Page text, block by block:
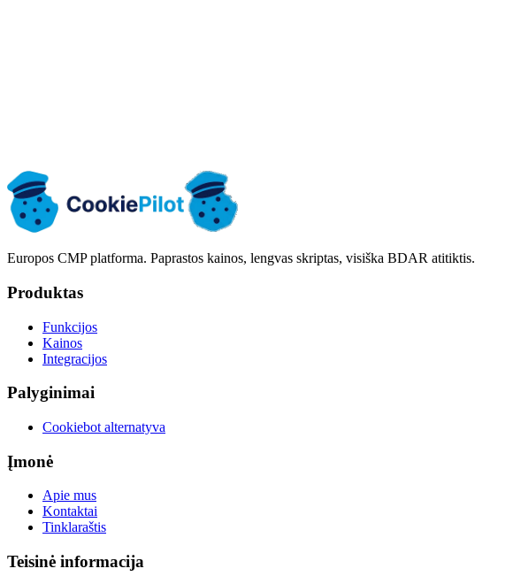
Išbandykite nemokamai Žiūrėti kainas
Europos CMP platforma. Paprastos kainos, lengvas skriptas, visiška BDAR atitiktis.
Produktas
Funkcijos
Kainos
Integracijos
Palyginimai
Cookiebot alternatyva
Įmonė
Apie mus
Kontaktai
Tinklaraštis
Teisinė informacija